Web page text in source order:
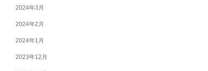
2024年3月
2024年2月
2024年1月
2023年12月